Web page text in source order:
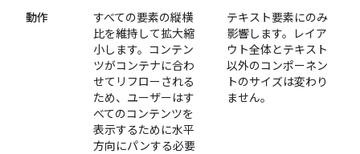
動作
すべての要素の縦横
比を維持して拡大縮
小します。コンテン
ツがコンテナに合わ
せてリフローされる
ため、ユーザーはす
べてのコンテンツを
表示するために水平
方向にパンする必要
テキスト要素にのみ
影響します。レイア
ウト全体とテキスト
以外のコンポーネン
トのサイズは変わり
ません。